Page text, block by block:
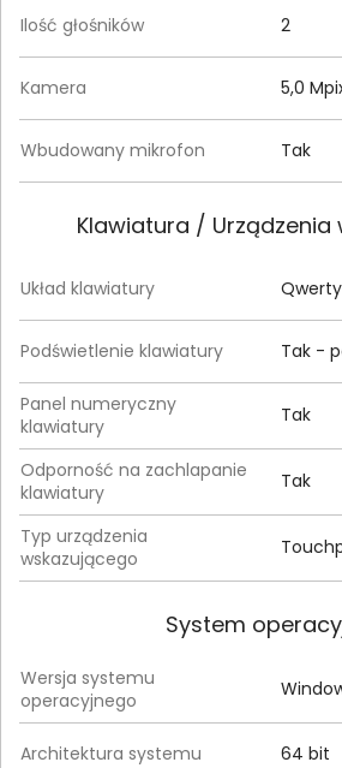
Ilość głośników 2
Kamera 5,0
Wbudowany mikrofon Tak
Klawiatura / Urządzenia
Układ klawiatury
Podświetlenie klawiatury Tak -
Panel numeryczny
klawiatury
Tak
Odporność na zachlapanie
klawiatury
Tak
Typ urządzenia
wskazującego
System
Wersja systemu
operacyjnego
Architektura systemu 64 bit